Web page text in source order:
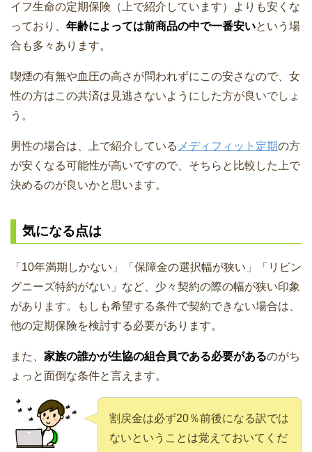
イフ生命の定期保険（上で紹介しています）よりも安くな
っており、 年齢によっては前商品の中で一番安いという場
合も多々あります。
喫煙の有無や血圧の高さが問われずにこの安さなので、女
性の方はこの共済は見逃さないようにした方が良いでしょ
う。
男性の場合は、上で紹介している メディフィット定期の方
が安くなる可能性が高いですので、そちらと比較した上で
決めるのが良いかと思います。
気になる点は
「10年満期しかない」「保障金の選択幅が狭い」「リビン
グニーズ特約がない」など、少々契約の際の幅が狭い印象
があります。もしも希望する条件で契約できない場合は、
他の定期保険を検討する必要があります。
また、 家族の誰かが生協の組合員である必要があるのがち
ょっと面倒な条件と言えます。
割戻金は必ず20％前後になる訳では
ないということは覚えておいてくだ